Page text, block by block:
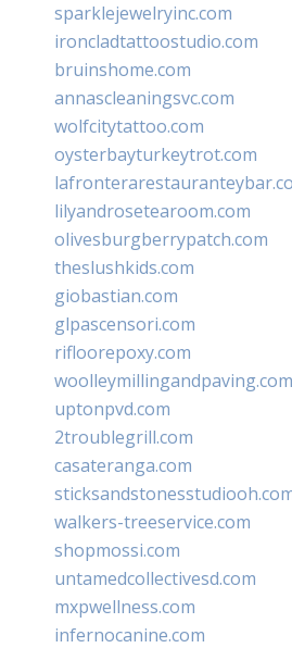
sparklejewelryinc.com
ironcladtattoostudio.com
bruinshome.com
annascleaningsvc.com
wolfcitytattoo.com
oysterbayturkeytrot.com
lilyandrosetearoom.com
olivesburgberrypatch.com
theslushkids.com
giobastian.com
glpascensori.com
rifloorepoxy.com
woolleymillingandpaving.com
uptonpvd.com
2troublegrill.com
casateranga.com
walkers-treeservice.com
shopmossi.com
untamedcollectivesd.com
mxpwellness.com
infernocanine.com